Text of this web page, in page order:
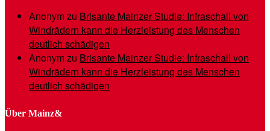
Anonymzu Brisante Mainzer Studie: Infraschall von
Windrädern kann die Herzleistung des Menschen
deutlich schädigen
Anonymzu Brisante Mainzer Studie: Infraschall von
Windrädern kann die Herzleistung des Menschen
deutlich schädigen
Über Mainz&